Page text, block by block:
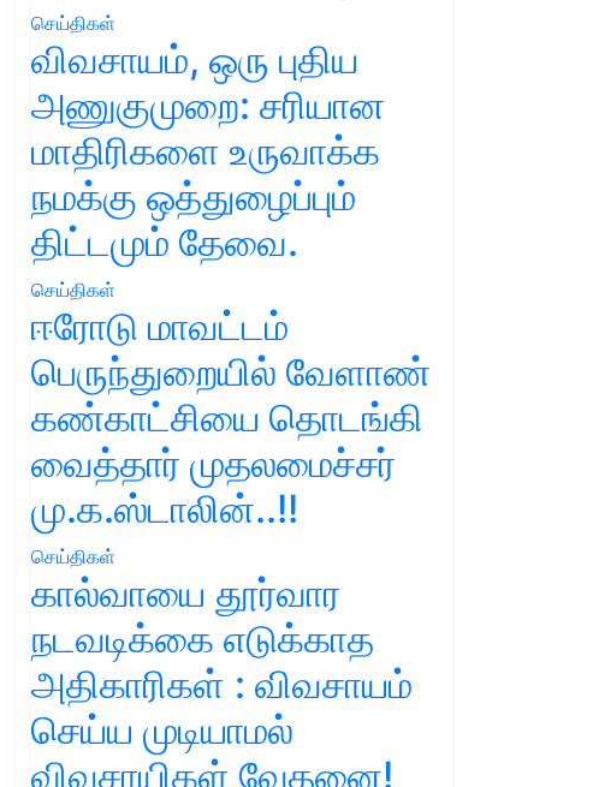
செய்திகள்
விவசாயம், ஒரு புதிய
அணுகுமுறை: சரியான
மாதிரிகளை உருவாக்க
நமக்கு ஒத்துழைப்பும்
திட்டமும் தேவை.
செய்திகள்
ஈரோடு மாவட்டம்
பெருந்துறையில் வேளாண்
கண்காட்சியை தொடங்கி
வைத்தார் முதலமைச்சர்
மு.க.ஸ்டாலின்..!!
செய்திகள்
கால்வாயை தூர்வார
நடவடிக்கை எடுக்காத
அதிகாரிகள் : விவசாயம்
செய்ய முடியாமல்
விவசாயிகள் வேதனை!